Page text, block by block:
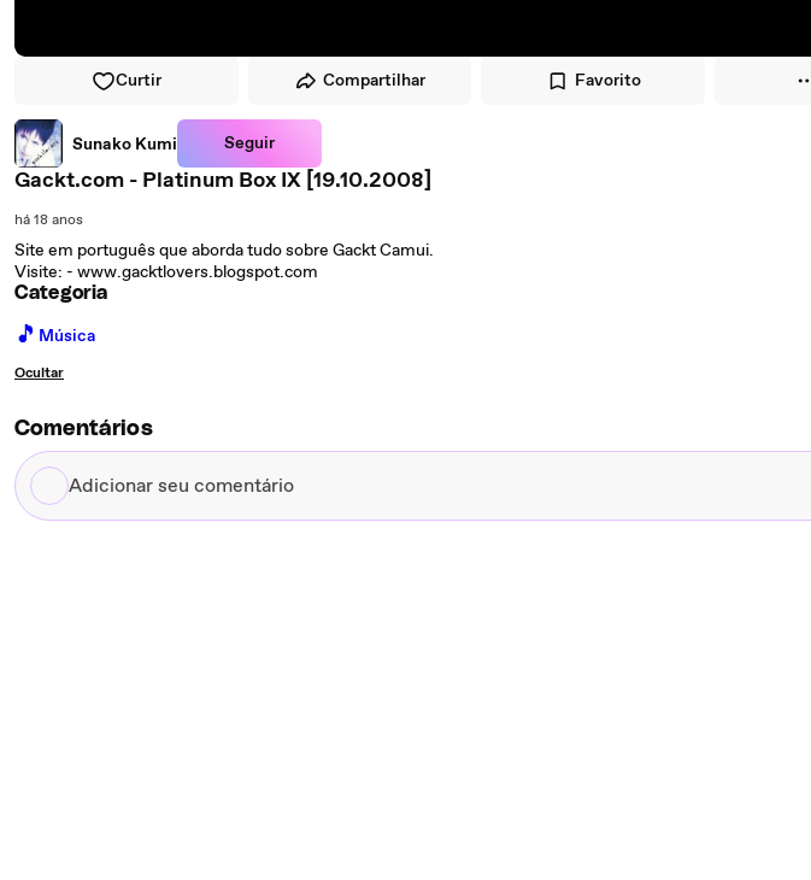
Curtir Compartilhar Favorito
Sunako Kumi Seguir
Gackt.com - Platinum Box IX [19.10.2008]
há 18 anos
Site em português que aborda tudo sobre Gackt Camui.
Visite: - www.gacktlovers.blogspot.com
Categoria
🎵 Música
Ocultar
Comentários
Adicionar
seu